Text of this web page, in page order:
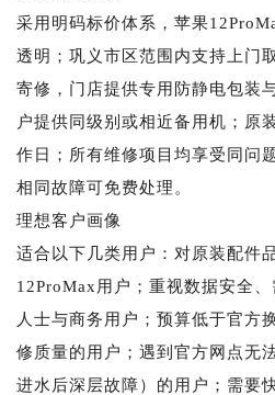
采用明码标价体系，苹果
透明；巩义市区范围内支持上门
寄修，门店提供专用防静电包装
户提供同级别或相近备用机；原
作日；所有维修项目均享受同问
相同故障可免费处理。
理想客户画像
适合以下几类用户：对原装配件
12ProMax用户；重视数据安全
人士与商务用户；预算低于官方
修质量的用户；遇到官方网点无
进水后深层故障）的用户；需要